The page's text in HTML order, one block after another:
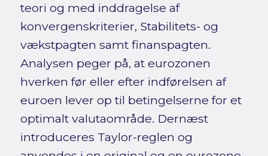
teori og med inddragelse af
konvergenskriterier, Stabilitets- og
vækstpagten samt finanspagten.
Analysen peger på, at eurozonen
hverken før eller efter indførelsen af
euroen lever op til betingelserne for et
optimalt valutaområde. Dernæst
introduceres Taylor-reglen og